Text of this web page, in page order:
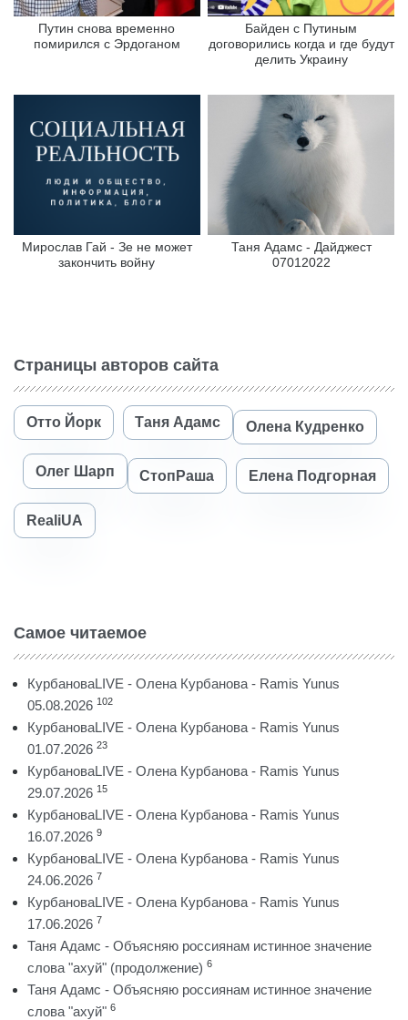
Путин снова временно
помирился с Эрдоганом
Байден с Путиным
договорились когда и где будут
делить Украину
Мирослав Гай - Зе не может
закончить войну
Таня Адамс - Дайджест
07012022
Страницы авторов сайта
Отто Йорк Таня Адамс Олена Кудренко
Олег Шарп СтопРаша Елена Подгорная
RealiUA
Самое читаемое
КурбановаLIVE - Олена Курбанова - Ramis Yunus
05.08.2026 102
КурбановаLIVE - Олена Курбанова - Ramis Yunus
01.07.2026 23
КурбановаLIVE - Олена Курбанова - Ramis Yunus
29.07.2026 15
КурбановаLIVE - Олена Курбанова - Ramis Yunus
16.07.2026 9
КурбановаLIVE - Олена Курбанова - Ramis Yunus
24.06.2026 7
КурбановаLIVE - Олена Курбанова - Ramis Yunus
17.06.2026 7
Таня Адамс - Объясняю россиянам истинное значение
слова "ахуй" (продолжение) 6
Таня Адамс - Объясняю россиянам истинное значение
слова "ахуй" 6